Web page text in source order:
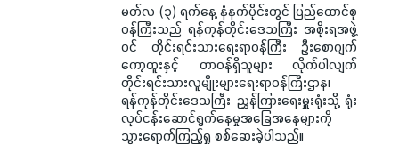
မတ်လ (၃) ရက်နေ့ နံနက်ပိုင်းတွင် ပြည်ထောင်စု
ဝန်ကြီးသည် ရန်ကုန်တိုင်းဒေသကြီး အစိုးရအဖွဲ့
ဝင် တိုင်းရင်းသားရေးရာဝန်ကြီး ဦးစောဂျက်
ကော့ထူးနှင့် တာဝန်ရှိသူများ လိုက်ပါလျက်
တိုင်းရင်းသားလူမျိုးများရေးရာဝန်ကြီးဌာန၊
ရန်ကုန်တိုင်းဒေသကြီး ညွှန်ကြားရေးမှူးရုံးသို့ ရုံး
လုပ်ငန်းဆောင်ရွက်နေမှုအခြေအနေများကို
သွားရောက်ကြည့်ရှု စစ်ဆေးခဲ့ပါသည်။